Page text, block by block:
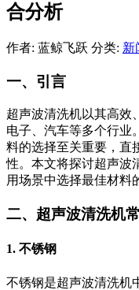
合分析
作者: 蓝鲸飞跃 分类: 新
一、引言
超声波清洗机以其高效
电子、汽车等多个行业
料的选择至关重要，直
性。本文将探讨超声波
用场景中选择最佳材料
二、超声波清洗机
1. 不锈钢
不锈钢是超声波清洗机